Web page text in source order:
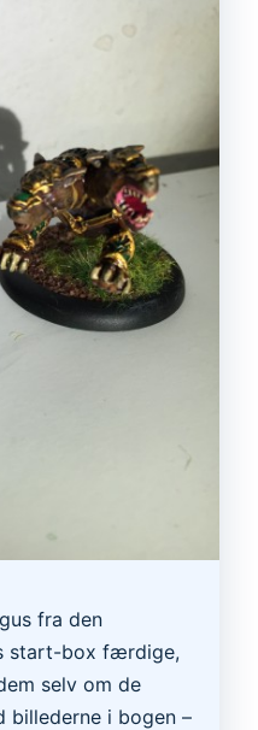
fra den
start-box færdige,
selv om de
billederne i bogen –